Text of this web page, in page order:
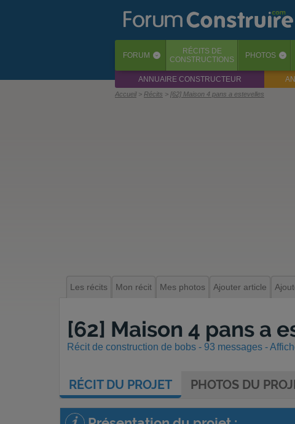
FORUM ‹ RÉCITS DE
CONSTRUCTIONS
PHOTOS ‹
ANNUAIRE CONSTRUCTEUR
Accueil Récits [62] Maison 4 pans a estevelles
Les récits Mon récit Mes photos Ajouter article
[62] Maison 4 pans a
Récit de construction de bobs - 93 messages -
RÉCITDU PROJET PHOTOS DU